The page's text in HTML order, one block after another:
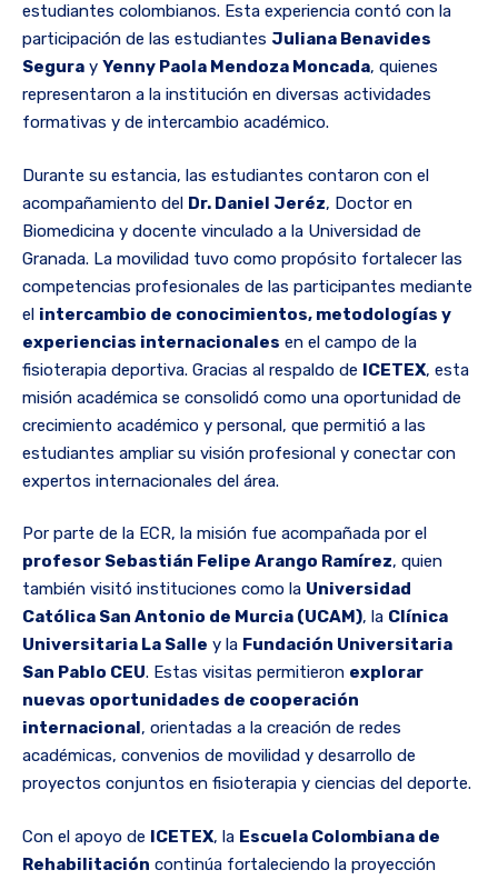
estudiantes colombianos. Esta experiencia contó con la
participación de las estudiantes Juliana Benavides
Segura y Yenny Paola Mendoza Moncada, quienes
representaron a la institución en diversas actividades
formativas y de intercambio académico.
Durante su estancia, las estudiantes contaron con el
acompañamiento del Dr. Daniel Jeréz, Doctor en
Biomedicina y docente vinculado a la Universidad de
Granada. La movilidad tuvo como propósito fortalecer las
competencias profesionales de las participantes mediante
el intercambio de conocimientos, metodologías y
experiencias internacionales en el campo de la
fisioterapia deportiva. Gracias al respaldo de ICETEX, esta
misión académica se consolidó como una oportunidad de
crecimiento académico y personal, que permitió a las
estudiantes ampliar su visión profesional y conectar con
expertos internacionales del área.
Por parte de la ECR, la misión fue acompañada por el
profesor Sebastián Felipe Arango Ramírez, quien
también visitó instituciones como la Universidad
Católica San Antonio de Murcia (UCAM), la Clínica
Universitaria La Salle y la Fundación Universitaria
San Pablo CEU. Estas visitas permitieron explorar
nuevas oportunidades de cooperación
internacional, orientadas a la creación de redes
académicas, convenios de movilidad y desarrollo de
proyectos conjuntos en fisioterapia y ciencias del deporte.
Con el apoyo de ICETEX, la Escuela Colombiana de
Rehabilitación continúa fortaleciendo la proyección